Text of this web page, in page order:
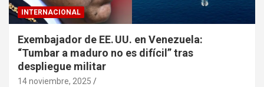
INTERNACIONAL
Exembajador de EE. UU. en Venezuela:
“Tumbar a maduro no es difícil” tras
despliegue militar
14 noviembre, 2025